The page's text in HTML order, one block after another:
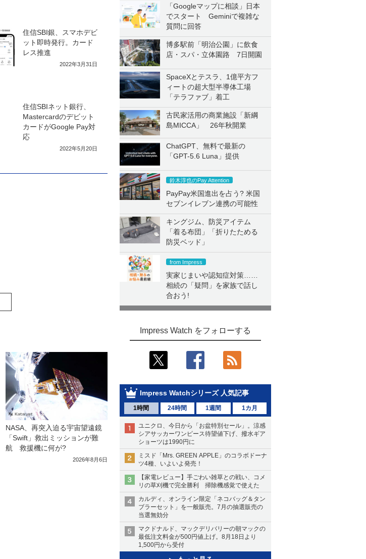
「Googleマップに相談」日本
でスタート Geminiで複雑な
質問に回答
博多駅前「明治公園」に飲食
店・スパ・立体園路 7日開園
SpaceXとテスラ、1億平方フ
ィートの超大型半導体工場
「テラファブ」着工
古民家活用の商業施設「新綱
島MICCA」 26年秋開業
ChatGPT、無料で最新の
「GPT-5.6 Luna」提供
鈴木淳也のPay Attention
PayPay米国進出を占う? 米国
セブンイレブン連携の可能性
キングジム、防災アイテム
「着る布団」「折りたためる
防災ベッド」
from Impress
実家じまいや認知症対策……
相続の「疑問」を家族で話し
合おう!
Impress Watch をフォローする
Impress Watchシリーズ 人気記事
1時間 24時間 1週間 1カ月
ユニクロ、今日から「お盆特別セール」。涼感
シアサッカーワンピース待望値下げ、撥水ギア
ショーツは1990円に
ミスド「Mrs. GREEN APPLE」のコラボドーナ
ツ4種、いよいよ発売！
【家電レビュー】手ごわい雑草との戦い、コメ
リの草刈機で完全勝利 掃除機感覚で使えた
カルディ、オンライン限定「ネコバッグ＆タン
ブラーセット」を一般販売。7月の抽選販売の
当選無効分
マクドナルド、マックデリバリーの朝マックの
最低注文料金が500円値上げ。8月18日より
1,500円から受付
住信SBI銀、スマホデビ
ット即時発行。カード
レス推進
2022年3月31日
住信SBIネット銀行、
Mastercardのデビット
カードがGoogle Pay対
応
2022年5月20日
NASA、再突入迫る宇宙望遠鏡
「Swift」救出ミッションが難
航 救援機に何が?
2026年8月6日